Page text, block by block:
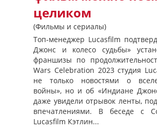
целиком
(Фильмы и сериалы)
Топ-менеджер Lucasfilm
Джонс и колесо судьбы»
франшизы по
Wars Celebration 2023 студия
не только новостями о
войны», но и об «Индиане
даже увидели отрывок ленты,
впечатлениями. В беседе с
Lucasfilm Кэтлин...